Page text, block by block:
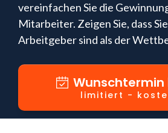
vereinfachen Sie die
Mitarbeiter. Zeigen Sie, dass
Arbeitgeber sind als der
Wunschtermin
limitiert -